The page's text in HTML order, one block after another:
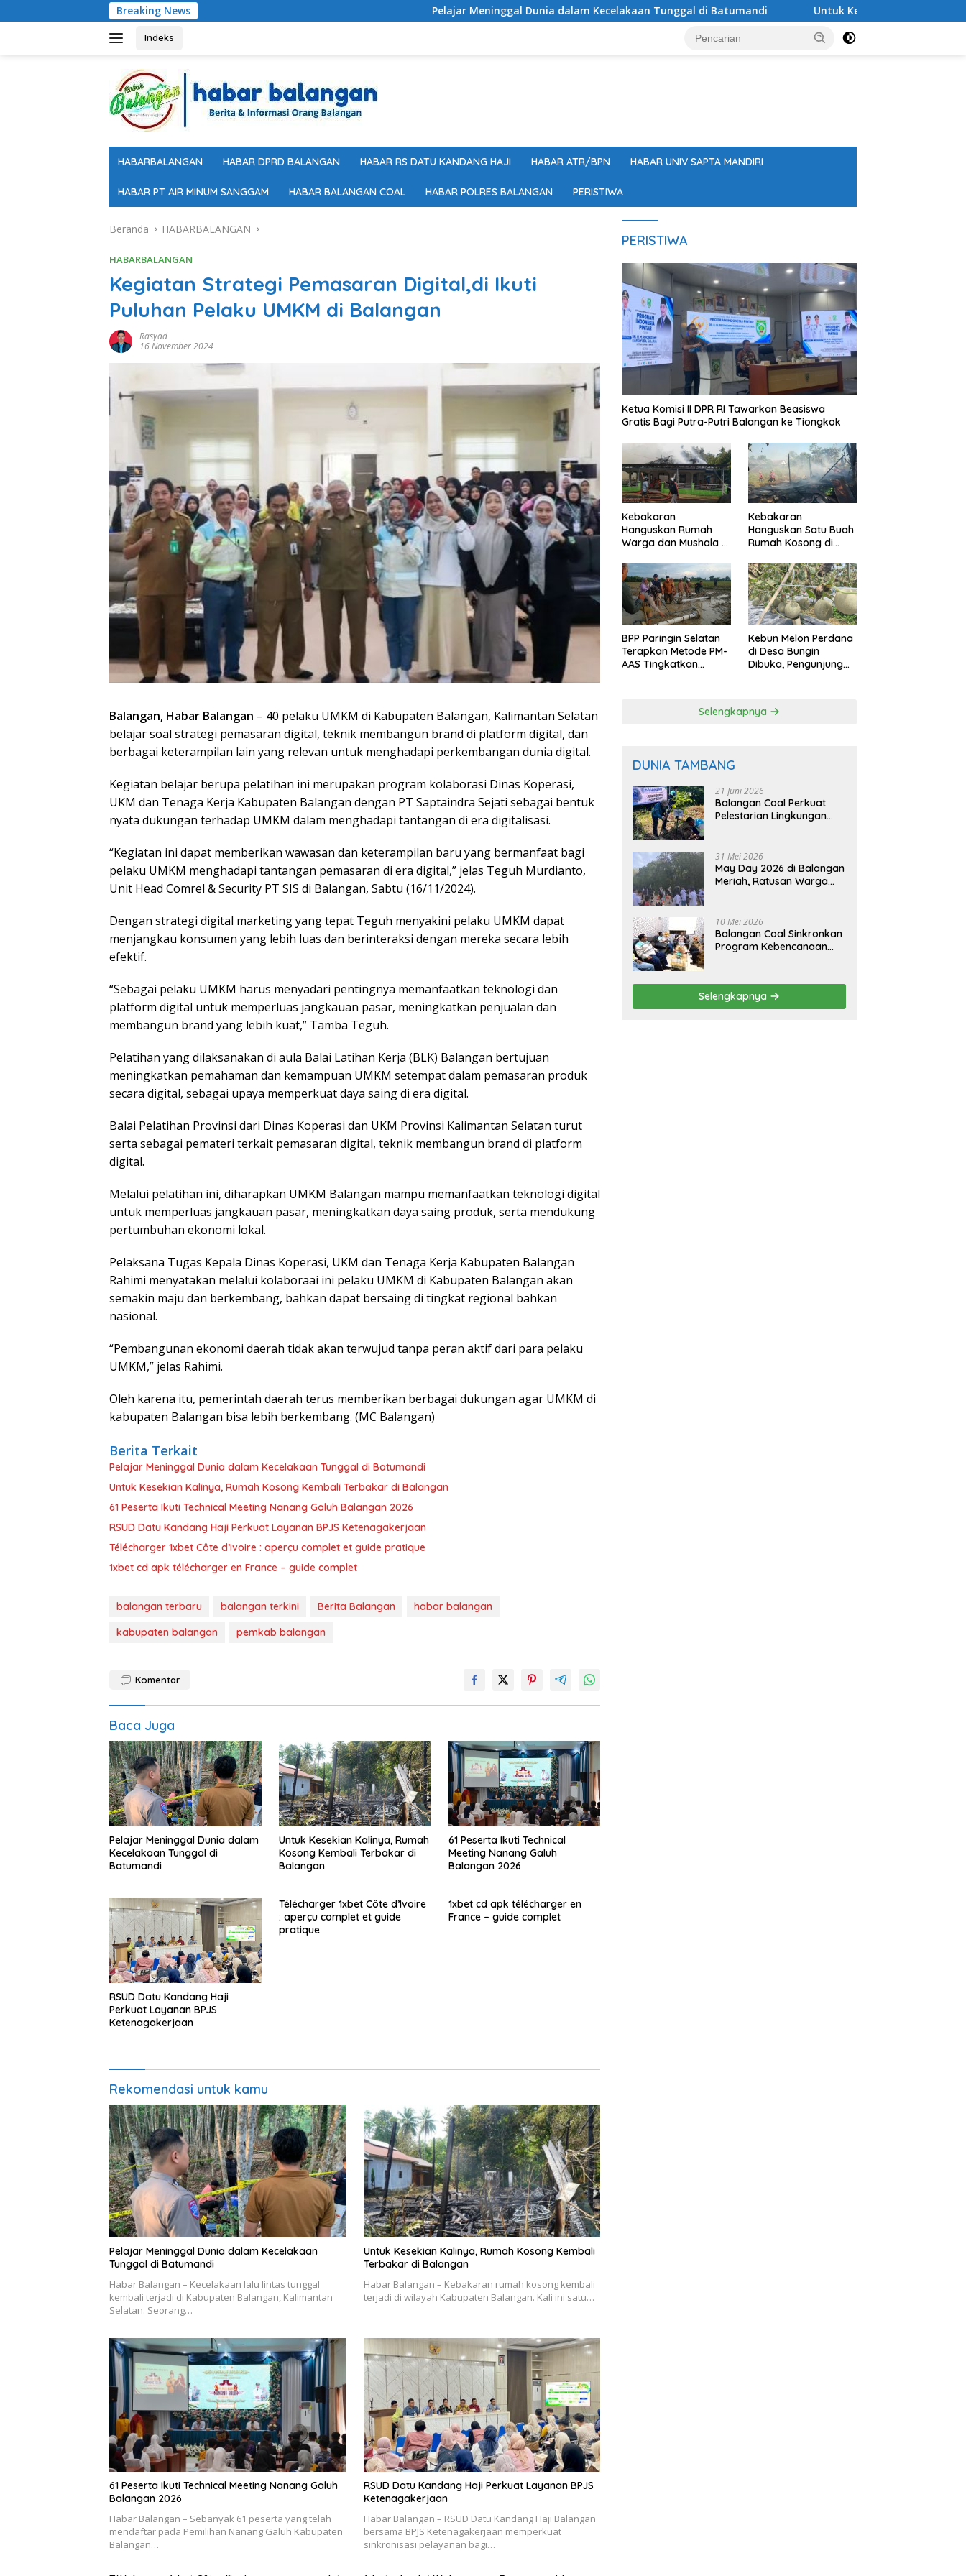
ke
Breaking News Pelajar Meninggal Dunia dalam Kecelakaan Tunggal di Batumandi Untuk Kesekian Kalinya, Rumah Kosong
Indeks
HABARBALANGAN HABAR DPRD BALANGAN HABAR RS DATU KANDANG HAJI HABAR ATR/BPN HABAR UNIV SAPTA MANDIRI
HABAR PT AIR MINUM SANGGAM HABAR BALANGAN COAL HABAR POLRES BALANGAN PERISTIWA
Beranda HABARBALANGAN
HABARBALANGAN
Kegiatan Strategi Pemasaran Digital,di Ikuti
Puluhan Pelaku UMKM di Balangan
Rasyad
16 November 2024
Balangan, Habar Balangan – 40 pelaku UMKM di Kabupaten Balangan, Kalimantan Selatan
belajar soal strategi pemasaran digital, teknik membangun brand di platform digital, dan
berbagai keterampilan lain yang relevan untuk menghadapi perkembangan dunia digital.
Kegiatan belajar berupa pelatihan ini merupakan program kolaborasi Dinas Koperasi,
UKM dan Tenaga Kerja Kabupaten Balangan dengan PT Saptaindra Sejati sebagai bentuk
nyata dukungan terhadap UMKM dalam menghadapi tantangan di era digitalisasi.
“Kegiatan ini dapat memberikan wawasan dan keterampilan baru yang bermanfaat bagi
pelaku UMKM menghadapi tantangan pemasaran di era digital,” jelas Teguh Murdianto,
Unit Head Comrel & Security PT SIS di Balangan, Sabtu (16/11/2024).
Dengan strategi digital marketing yang tepat Teguh menyakini pelaku UMKM dapat
menjangkau konsumen yang lebih luas dan berinteraksi dengan mereka secara lebih
efektif.
“Sebagai pelaku UMKM harus menyadari pentingnya memanfaatkan teknologi dan
platform digital untuk memperluas jangkauan pasar, meningkatkan penjualan dan
membangun brand yang lebih kuat,” Tamba Teguh.
Pelatihan yang dilaksanakan di aula Balai Latihan Kerja (BLK) Balangan bertujuan
meningkatkan pemahaman dan kemampuan UMKM setempat dalam pemasaran produk
secara digital, sebagai upaya memperkuat daya saing di era digital.
Balai Pelatihan Provinsi dari Dinas Koperasi dan UKM Provinsi Kalimantan Selatan turut
serta sebagai pemateri terkait pemasaran digital, teknik membangun brand di platform
digital.
Melalui pelatihan ini, diharapkan UMKM Balangan mampu memanfaatkan teknologi digital
untuk memperluas jangkauan pasar, meningkatkan daya saing produk, serta mendukung
pertumbuhan ekonomi lokal.
Pelaksana Tugas Kepala Dinas Koperasi, UKM dan Tenaga Kerja Kabupaten Balangan
Rahimi menyatakan melalui kolaboraai ini pelaku UMKM di Kabupaten Balangan akan
semakin maju dan berkembang, bahkan dapat bersaing di tingkat regional bahkan
nasional.
“Pembangunan ekonomi daerah tidak akan terwujud tanpa peran aktif dari para pelaku
UMKM,” jelas Rahimi.
Oleh karena itu, pemerintah daerah terus memberikan berbagai dukungan agar UMKM di
kabupaten Balangan bisa lebih berkembang. (MC Balangan)
Berita Terkait
Pelajar Meninggal Dunia dalam Kecelakaan Tunggal di Batumandi
Untuk Kesekian Kalinya, Rumah Kosong Kembali Terbakar di Balangan
61 Peserta Ikuti Technical Meeting Nanang Galuh Balangan 2026
RSUD Datu Kandang Haji Perkuat Layanan BPJS Ketenagakerjaan
Télécharger 1xbet Côte d’Ivoire : aperçu complet et guide pratique
1xbet cd apk télécharger en France – guide complet
balangan terbaru balangan terkini Berita Balangan
habar balangan
kabupaten balangan
pemkab balangan
Komentar
Baca Juga
Pelajar Meninggal Dunia dalam
Kecelakaan Tunggal di
Batumandi
Untuk Kesekian Kalinya, Rumah
Kosong Kembali Terbakar di
Balangan
61 Peserta Ikuti Technical
Meeting Nanang Galuh
Balangan 2026
RSUD Datu Kandang Haji
Perkuat Layanan BPJS
Ketenagakerjaan
Télécharger 1xbet Côte d’Ivoire
: aperçu complet et guide
pratique
1xbet cd apk télécharger en
France – guide complet
Rekomendasi untuk kamu
Pelajar Meninggal Dunia dalam Kecelakaan
Tunggal di Batumandi
Habar Balangan – Kecelakaan lalu lintas tunggal
kembali terjadi di Kabupaten Balangan, Kalimantan
Selatan. Seorang…
Untuk Kesekian Kalinya, Rumah Kosong Kembali
Terbakar di Balangan
Habar Balangan – Kebakaran rumah kosong kembali
terjadi di wilayah Kabupaten Balangan. Kali ini satu…
61 Peserta Ikuti Technical Meeting Nanang Galuh
Balangan 2026
Habar Balangan – Sebanyak 61 peserta yang telah
mendaftar pada Pemilihan Nanang Galuh Kabupaten
Balangan…
RSUD Datu Kandang Haji Perkuat Layanan BPJS
Ketenagakerjaan
Habar Balangan – RSUD Datu Kandang Haji Balangan
bersama BPJS Ketenagakerjaan memperkuat
sinkronisasi pelayanan bagi…
PERISTIWA
Ketua Komisi II DPR RI Tawarkan Beasiswa
Gratis Bagi Putra-Putri Balangan ke Tiongkok
Kebakaran
Hanguskan Rumah
Warga dan Mushala di
Terdampak
Kebakaran
Hanguskan Satu Buah
Rumah Kosong di
BPP Paringin Selatan
Terapkan Metode PM-
AAS Tingkatkan
Kebun Melon Perdana
di Desa Bungin
Dibuka, Pengunjung
Selengkapnya
DUNIA TAMBANG
21 Juni 2026
Balangan Coal Perkuat
Pelestarian Lingkungan
31 Mei 2026
May Day 2026 di Balangan
Meriah, Ratusan Warga
10 Mei 2026
Balangan Coal Sinkronkan
Program Kebencanaan
Selengkapnya